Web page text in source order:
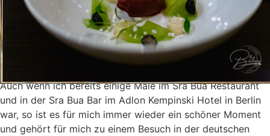
Inspirationen für die eigene Küche mit.
Fazit – Sra Bua Berlin by Tim
Raue – Hotel Adlon
Auch wenn ich bereits einige Male im Sra Bua Restaurant
und in der Sra Bua Bar im Adlon Kempinski Hotel in Berlin
war, so ist es für mich immer wieder ein schöner Moment
und gehört für mich zu einem Besuch in der deutschen